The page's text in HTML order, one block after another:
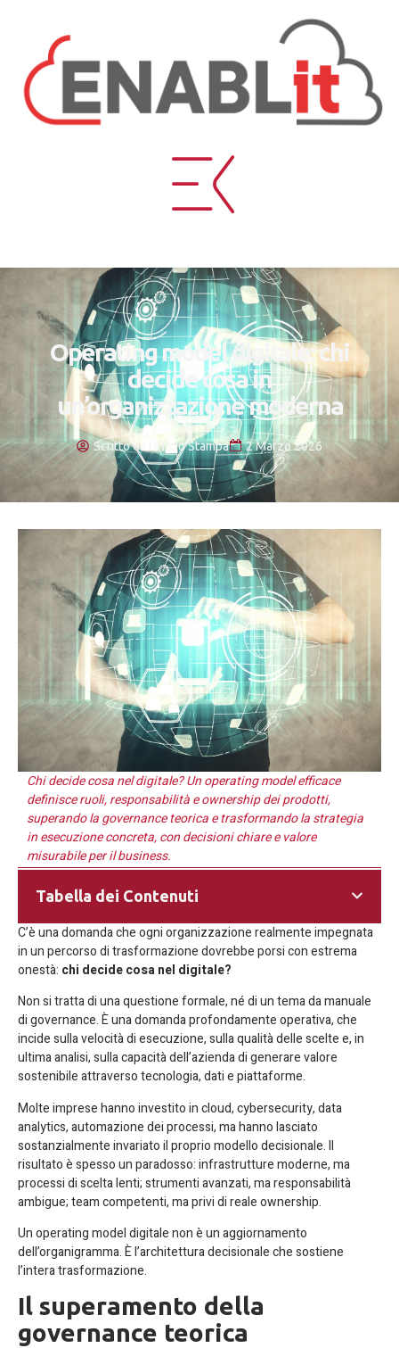
Operating model digitale: chi
decide cosa in
un’organizzazione moderna
Scritto da Ufficio Stampa 2 Marzo 2026
Chi decide cosa nel digitale? Un operating model efficace
definisce ruoli, responsabilità e ownership dei prodotti,
superando la governance teorica e trasformando la strategia
in esecuzione concreta, con decisioni chiare e valore
misurabile per il business.
Tabella dei Contenuti
C’è una domanda che ogni organizzazione realmente impegnata
in un percorso di trasformazione dovrebbe porsi con estrema
onestà: chi decide cosa nel digitale?
Non si tratta di una questione formale, né di un tema da manuale
di governance. È una domanda profondamente operativa, che
incide sulla velocità di esecuzione, sulla qualità delle scelte e, in
ultima analisi, sulla capacità dell’azienda di generare valore
sostenibile attraverso tecnologia, dati e piattaforme.
Molte imprese hanno investito in cloud, cybersecurity, data
analytics, automazione dei processi, ma hanno lasciato
sostanzialmente invariato il proprio modello decisionale. Il
risultato è spesso un paradosso: infrastrutture moderne, ma
processi di scelta lenti; strumenti avanzati, ma responsabilità
ambigue; team competenti, ma privi di reale ownership.
Un operating model digitale non è un aggiornamento
dell’organigramma. È l’architettura decisionale che sostiene
l’intera trasformazione.
Il superamento della
governance teorica